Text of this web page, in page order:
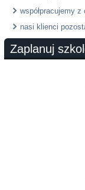
współpracujemy
nasi klienci
Zaplanuj